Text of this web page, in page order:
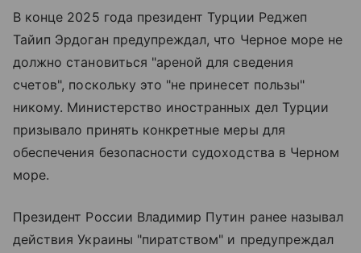
В конце 2025 года президент Турции Реджеп
Тайип Эрдоган предупреждал, что Черное море не
должно становиться "ареной для сведения
счетов", поскольку это "не принесет пользы"
никому. Министерство иностранных дел Турции
призывало принять конкретные меры для
обеспечения безопасности судоходства в Черном
море.
Президент России Владимир Путин ранее называл
действия Украины "пиратством" и предупреждал